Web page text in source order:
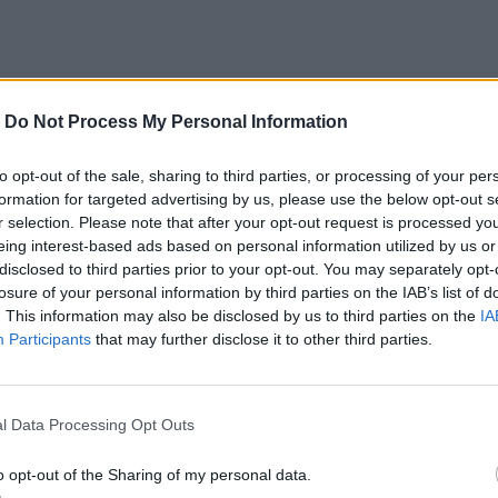
Do Not Process My Personal Information
opt-out of the sale, sharing to third parties, or processing of your
for targeted advertising by us, please use the below opt-out
selection. Please note that after your opt-out request is processed
interest-based ads based on personal information utilized by us
to third parties prior to your opt-out. You may separately
of your personal information by third parties on the IAB’s list of
This information may also be disclosed by us to third parties on the
Participants that may further disclose it to other third parties.
Data Processing Opt Outs
opt-out of the Sharing of my personal data.
στο χρόνο συμμετέχοντας σε δρώμενα από τις
ελπίδες του μέλλοντος.
θεατρικότητα του Γιάννη Ρίτσου αποτελεί ένα
και τον χρόνο σε μια συνέχεια. Η Ιφιγένεια
της, η Φαίδρα εξομολογείται την πραγματική
του δραματικού καμβά, μια ηλικιωμένη
για το παρελθόν, θέλοντας να χτίσει το
πικρό αποχαιρετισμό που αποτελεί ένα
στο μέλλον.